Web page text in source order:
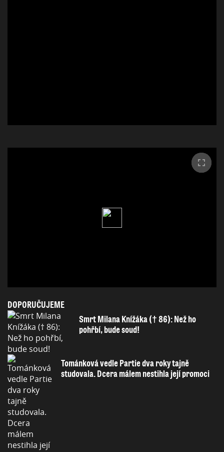
DOPORUČUJEME
Smrt Milana Knížáka († 86): Než ho
pohřbí, bude soud!
Tománková vedle Partie dva roky tajně
studovala. Dcera málem nestihla její promoci